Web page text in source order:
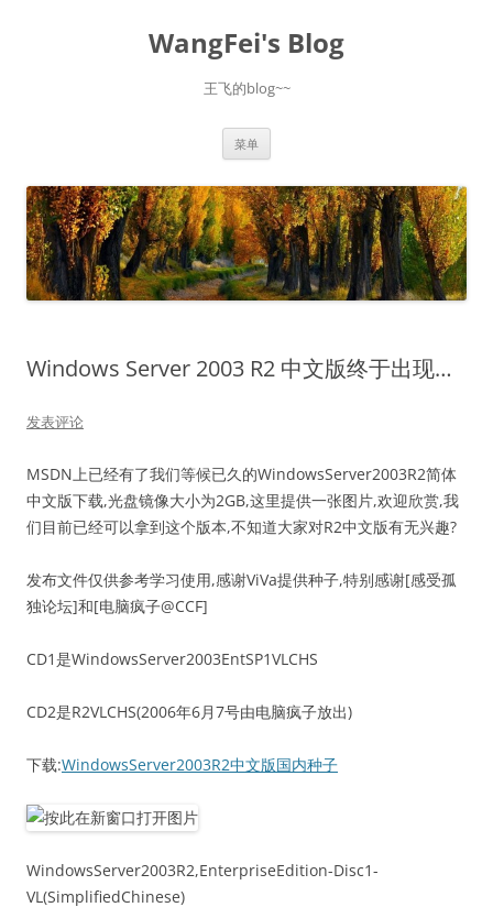
WangFei's Blog
王飞的blog~~
菜单
Windows Server 2003 R2 中文版终于出现…
发表评论
MSDN上已经有了我们等候已久的WindowsServer2003R2简体
中文版下载,光盘镜像大小为2GB,这里提供一张图片,欢迎欣赏,我
们目前已经可以拿到这个版本,不知道大家对R2中文版有无兴趣?
发布文件仅供参考学习使用,感谢ViVa提供种子,特别感谢[感受孤
独论坛]和[电脑疯子@CCF]
CD1是WindowsServer2003EntSP1VLCHS
CD2是R2VLCHS(2006年6月7号由电脑疯子放出)
下载:WindowsServer2003R2中文版国内种子
WindowsServer2003R2,EnterpriseEdition-Disc1-
VL(SimplifiedChinese)